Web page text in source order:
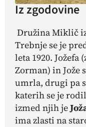
Iz zgodovine
Družina Miklič
Trebnje se je
leta 1920.
Zorman) in Jože
umrla, drugi pa
katerih se je
izmed njih je
ima zlasti na